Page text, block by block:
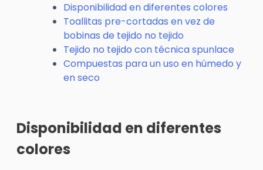
Disponibilidad en diferentes colores
Toallitas pre-cortadas en vez de
bobinas de tejido no tejido
Tejido no tejido con técnica spunlace
Compuestas para un uso en húmedo y
en seco
Disponibilidad en diferentes
colores